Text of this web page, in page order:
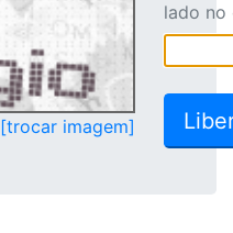
[trocar imagem]
lado no